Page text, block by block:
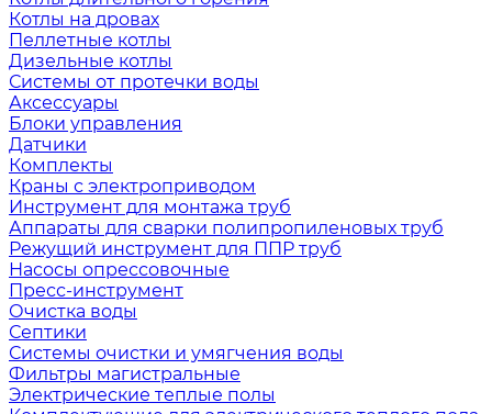
Котлы на дровах
Пеллетные котлы
Дизельные котлы
Системы от протечки воды
Аксессуары
Блоки управления
Датчики
Комплекты
Краны с электроприводом
Инструмент для монтажа труб
Аппараты для сварки полипропиленовых труб
Режущий инструмент для ППР труб
Насосы опрессовочные
Пресс-инструмент
Очистка воды
Септики
Системы очистки и умягчения воды
Фильтры магистральные
Электрические теплые полы